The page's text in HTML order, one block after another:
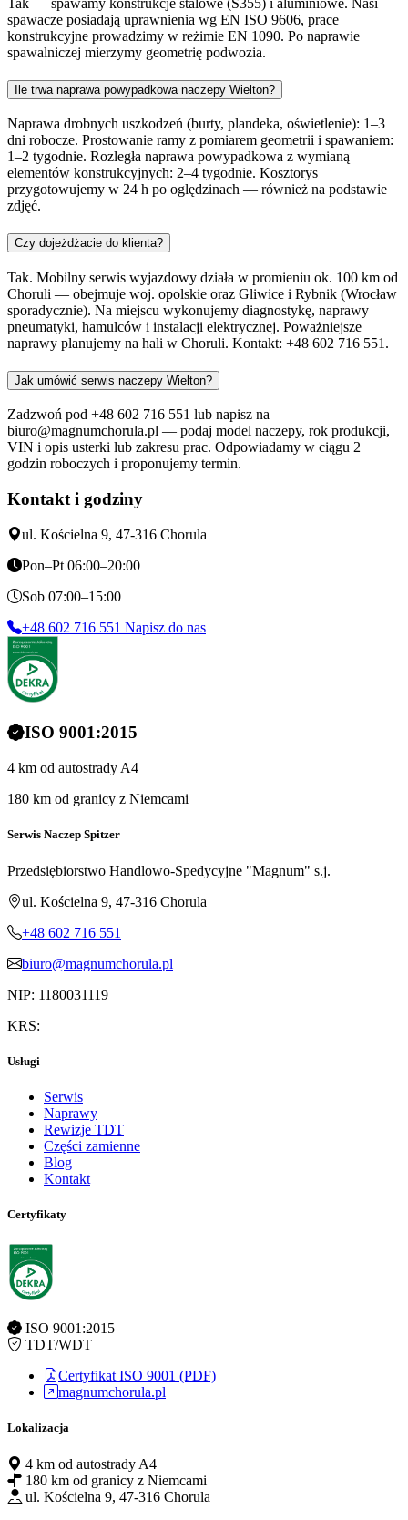
Tak — spawamy konstrukcje stalowe (S355) i aluminiowe. Nasi
spawacze posiadają uprawnienia wg EN ISO 9606, prace
konstrukcyjne prowadzimy w reżimie EN 1090. Po naprawie
spawalniczej mierzymy geometrię podwozia.
Ile trwa naprawa powypadkowa naczepy Wielton?
Naprawa drobnych uszkodzeń (burty, plandeka, oświetlenie): 1–3
dni robocze. Prostowanie ramy z pomiarem geometrii i spawaniem:
1–2 tygodnie. Rozległa naprawa powypadkowa z wymianą
elementów konstrukcyjnych: 2–4 tygodnie. Kosztorys
przygotowujemy w 24 h po oględzinach — również na podstawie
zdjęć.
Czy dojeżdżacie do klienta?
Tak. Mobilny serwis wyjazdowy działa w promieniu ok. 100 km od
Choruli — obejmuje woj. opolskie oraz Gliwice i Rybnik (Wrocław
sporadycznie). Na miejscu wykonujemy diagnostykę, naprawy
pneumatyki, hamulców i instalacji elektrycznej. Poważniejsze
naprawy planujemy na hali w Choruli. Kontakt: +48 602 716 551.
Jak umówić serwis naczepy Wielton?
Zadzwoń pod +48 602 716 551 lub napisz na
biuro@magnumchorula.pl — podaj model naczepy, rok produkcji,
VIN i opis usterki lub zakresu prac. Odpowiadamy w ciągu 2
godzin roboczych i proponujemy termin.
Kontakt i godziny
ul. Kościelna 9, 47-316 Chorula
Pon–Pt 06:00–20:00
Sob 07:00–15:00
+48 602 716 551 Napisz do nas
ISO 9001:2015
4 km od autostrady A4
180 km od granicy z Niemcami
Serwis Naczep Spitzer
Przedsiębiorstwo Handlowo-Spedycyjne "Magnum" s.j.
ul. Kościelna 9, 47-316 Chorula
+48 602 716 551
biuro@magnumchorula.pl
NIP: 1180031119
KRS:
Usługi
Serwis
Naprawy
Rewizje TDT
Części zamienne
Blog
Kontakt
Certyfikaty
ISO 9001:2015
TDT/WDT
Certyfikat ISO 9001 (PDF)
magnumchorula.pl
Lokalizacja
4 km od autostrady A4
180 km od granicy z Niemcami
ul. Kościelna 9, 47-316 Chorula